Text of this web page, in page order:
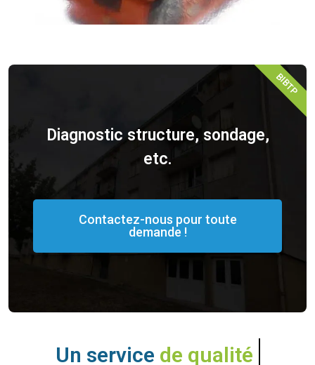
Diagnostic structure, sondage,
demande !
BIBTP